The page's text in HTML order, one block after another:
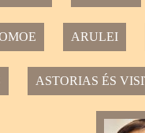
ARULEI
ASTORIAS ÉS